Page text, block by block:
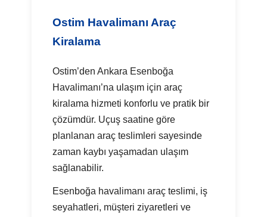
Ostim Havalimanı Araç
Kiralama
Ostim’den Ankara Esenboğa
Havalimanı’na ulaşım için araç
kiralama hizmeti konforlu ve pratik bir
çözümdür. Uçuş saatine göre
planlanan araç teslimleri sayesinde
zaman kaybı yaşamadan ulaşım
sağlanabilir.
Esenboğa havalimanı araç teslimi, iş
seyahatleri, müşteri ziyaretleri ve